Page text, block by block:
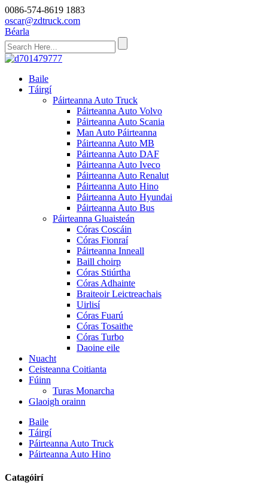
0086-574-8619 1883
oscar@zdtruck.com
Béarla
Baile
Táirgí
Páirteanna Auto Truck
Páirteanna Auto Volvo
Páirteanna Auto Scania
Man Auto Páirteanna
Páirteanna Auto MB
Páirteanna Auto DAF
Páirteanna Auto Iveco
Páirteanna Auto Renalut
Páirteanna Auto Hino
Páirteanna Auto Hyundai
Páirteanna Auto Bus
Páirteanna Gluaisteán
Córas Coscáin
Córas Fionraí
Páirteanna Inneall
Baill choirp
Córas Stiúrtha
Córas Adhainte
Braiteoir Leictreachais
Uirlisí
Córas Fuarú
Córas Tosaithe
Córas Turbo
Daoine eile
Nuacht
Ceisteanna Coitianta
Fúinn
Turas Monarcha
Glaoigh orainn
Baile
Táirgí
Páirteanna Auto Truck
Páirteanna Auto Hino
Catagóirí